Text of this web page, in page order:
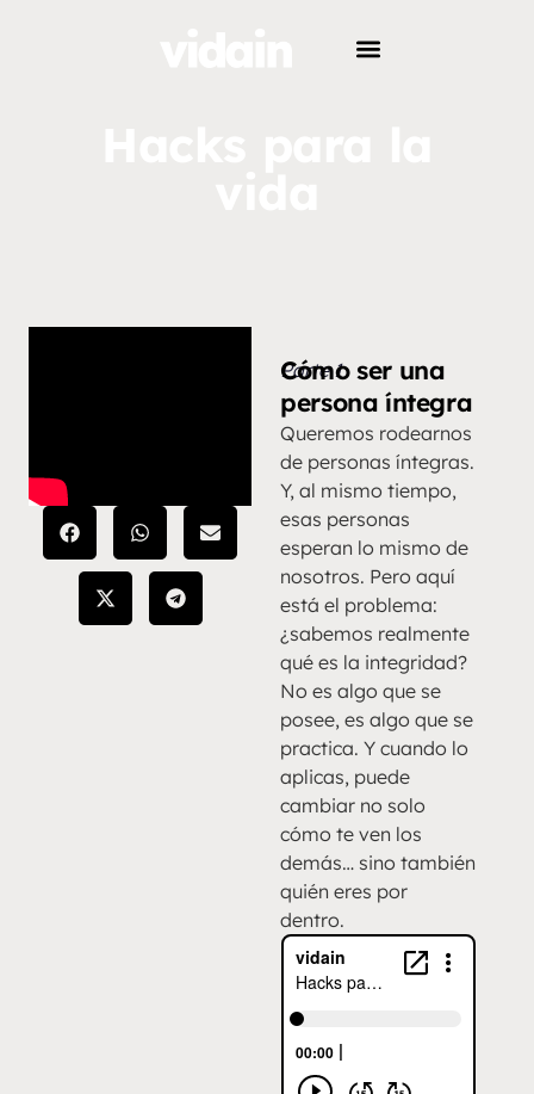
Parte 1
Cómo ser una
persona íntegra
Queremos rodearnos
de personas íntegras.
Y, al mismo tiempo,
esas personas
esperan lo mismo de
nosotros. Pero aquí
está el problema:
¿sabemos realmente
qué es la integridad?
No es algo que se
posee, es algo que se
practica. Y cuando lo
aplicas, puede
cambiar no solo
cómo te ven los
demás… sino también
quién eres por
dentro.